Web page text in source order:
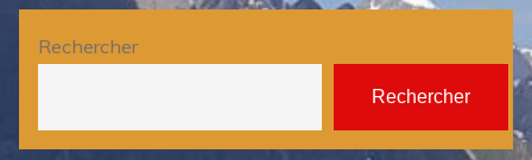
Rechercher
Rechercher